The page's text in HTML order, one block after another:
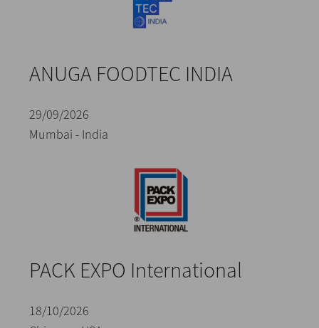
ANUGA FOODTEC INDIA
29/09/2026
Mumbai - India
PACK EXPO International
18/10/2026